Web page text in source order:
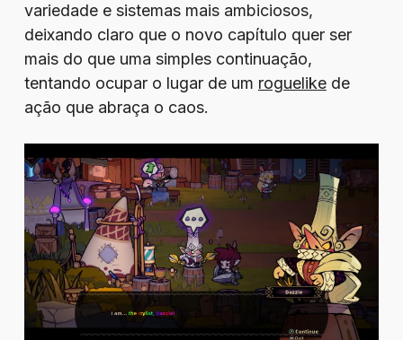
variedade e sistemas mais ambiciosos,
deixando claro que o novo capítulo quer ser
mais do que uma simples continuação,
tentando ocupar o lugar de um roguelikede
ação que abraça o caos.